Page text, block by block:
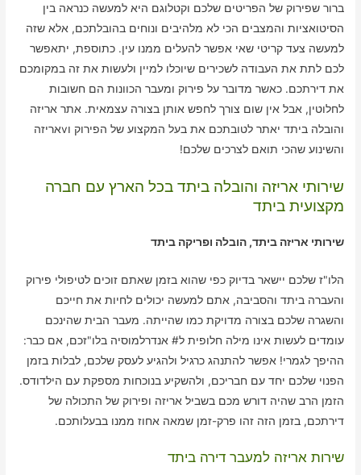
ברור שפירוק של הפריטים שלכם וקטלוגם היא למעשה כנראה בין
הסיטואציות והמצבים הכי לא מלהיבים ונוחים בהובלתכם, אלא שזה
למעשה צעד קריטי שאי אפשר להעלים ממנו עין. כתוספת, יתאפשר
לכם לתת את העבודה לשכירים שיוכלו למיין ולעשות את זה במקומכם
את דירתכם. כאשר מדובר על פירוק ומעבר הכוונות הם חשובות
לחלוטין, אבל אין שום צורך לחפש אותן בצורה עצמאית. אתר אריזה
והובלה ביתד יאתר לטובתכם את בעל המקצוע של הפירוק וvאריזה
והשינוע שהכי תואם לצרכים שלכם!
שירותי אריזה והובלה ביתד בכל הארץ עם חברה
מקצועית ביתד
שירותי אריזה ביתד, הובלה ופריקה ביתד
הלו"ז שלכם יישאר בדיוק כפי שהוא בזמן שאתם זוכים לטיפולי פירוק
והעברה ביתד והסביבה, אתם למעשה יכולים לחיות את חייכם
והשגרה שלכם בצורה מדויקת כמו שהייתה. מעבר הבית שהינכם
עומדים לעשות אינו מילה חלופית ל# אנדרלמוסיה בלו"זכם, אם כבר:
ההיפך לגמרי! אפשר להתנהג כרגיל ולהגיע לעסק שלכם, לבלות בזמן
הפנוי שלכם יחד עם חבריכם, ולהשקיע בנוכחות מספקת עם הילדודס.
הזמן הרב שהיה דורש מכם בשביל אריזה ופירוק של התכולה של
דירתכם, בזמן הזה זהו פרק-זמן שמאה אחוז ממנו בבעלותכם.
שירות אריזה למעבר דירה ביתד